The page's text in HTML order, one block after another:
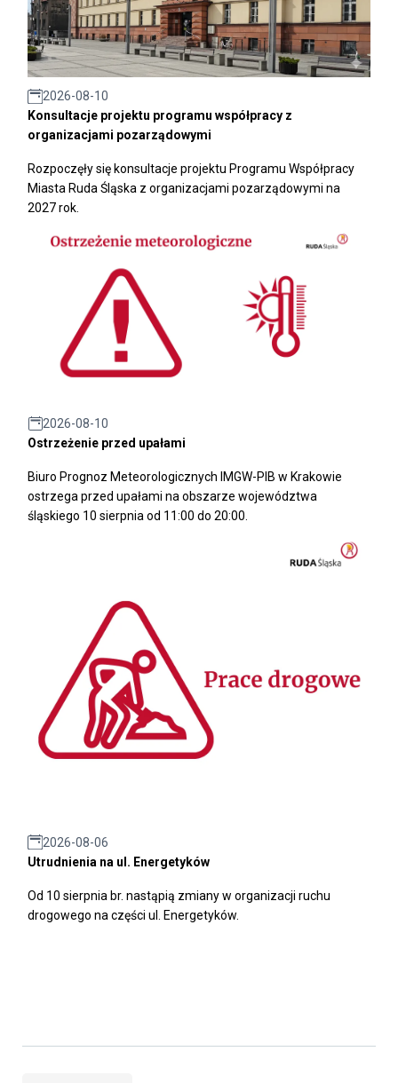
2026-08-10
Konsultacje projektu programu współpracy z
organizacjami pozarządowymi
Rozpoczęły się konsultacje projektu Programu Współpracy
Miasta Ruda Śląska z organizacjami pozarządowymi na
2027 rok.
2026-08-10
Ostrzeżenie przed upałami
Biuro Prognoz Meteorologicznych IMGW-PIB w Krakowie
ostrzega przed upałami na obszarze województwa
śląskiego 10 sierpnia od 11:00 do 20:00.
2026-08-06
Utrudnienia na ul. Energetyków
Od 10 sierpnia br. nastąpią zmiany w organizacji ruchu
drogowego na części ul. Energetyków.